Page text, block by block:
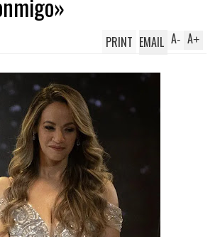
A+
A-
PRINT EMAIL